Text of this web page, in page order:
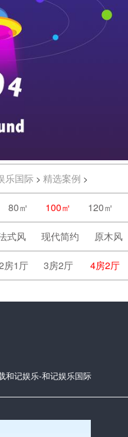
乐国际 > 精选案例 >
80㎡ 100㎡ 120㎡
式风 现代简约 原木风
房1厅 3房2厅 4房2厅
和记娱乐-和记娱乐国际